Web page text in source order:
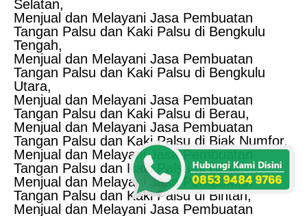
Selatan,
Menjual dan Melayani Jasa Pembuatan
Tangan Palsu dan Kaki Palsu di Bengkulu
Tengah,
Menjual dan Melayani Jasa Pembuatan
Tangan Palsu dan Kaki Palsu di Bengkulu
Utara,
Menjual dan Melayani Jasa Pembuatan
Tangan Palsu dan Kaki Palsu di Berau,
Menjual dan Melayani Jasa Pembuatan
Tangan Palsu dan Kaki Palsu di Biak Numfor,
Menjual dan Melayani Jasa Pembuatan
Tangan Palsu dan Kaki Palsu di Bima,
Menjual dan Melayani Jasa Pembuatan
Tangan Palsu dan Kaki Palsu di Bintan,
Menjual dan Melayani Jasa Pembuatan